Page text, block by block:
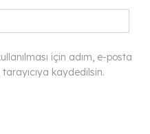
için adım, e-posta
kaydedilsin.